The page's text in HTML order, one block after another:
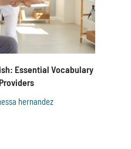
Essential Vocabulary
hernandez